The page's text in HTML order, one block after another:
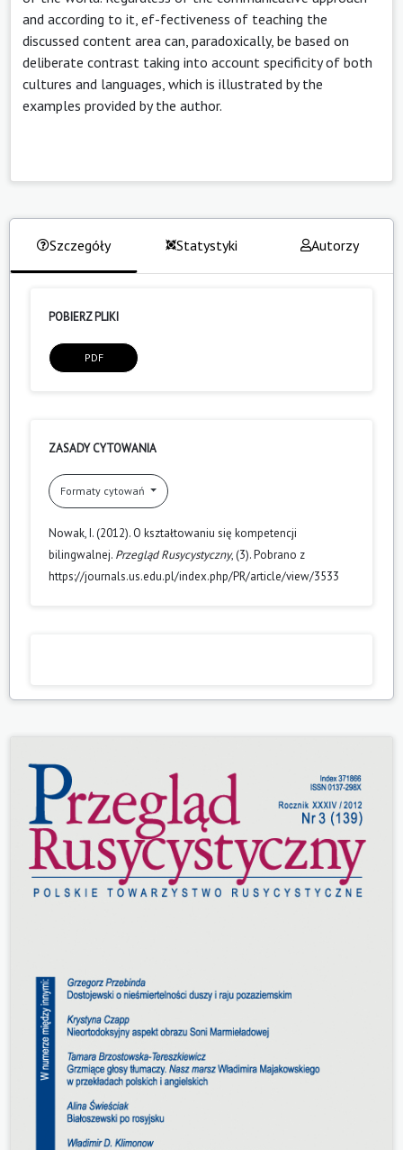
and according to it, ef-fectiveness of teaching the
discussed content area can, paradoxically, be based on
deliberate contrast taking into account specificity of both
cultures and languages, which is illustrated by the
examples provided by the author.
Szczegóły Statystyki Autorzy
POBIERZ PLIKI
PDF
ZASADY CYTOWANIA
Formaty cytowań
Nowak, I. (2012). O kształtowaniu się kompetencji
bilingwalnej. Przegląd Rusycystyczny, (3). Pobrano z
https://journals.us.edu.pl/index.php/PR/article/view/3533